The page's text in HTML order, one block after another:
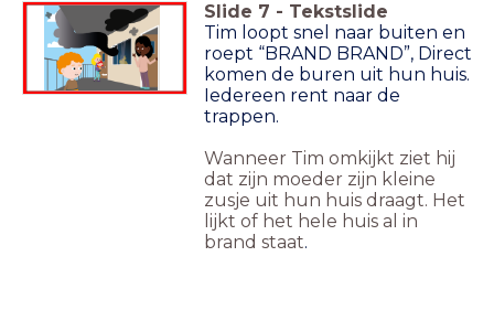
Slide 7 - Tekstslide
Tim loopt snel naar buiten en
roept “BRAND BRAND”, Direct
komen de buren uit hun huis.
Iedereen rent naar de
trappen.
Wanneer Tim omkijkt ziet hij
dat zijn moeder zijn kleine
zusje uit hun huis draagt. Het
lijkt of het hele huis al in
brand staat.